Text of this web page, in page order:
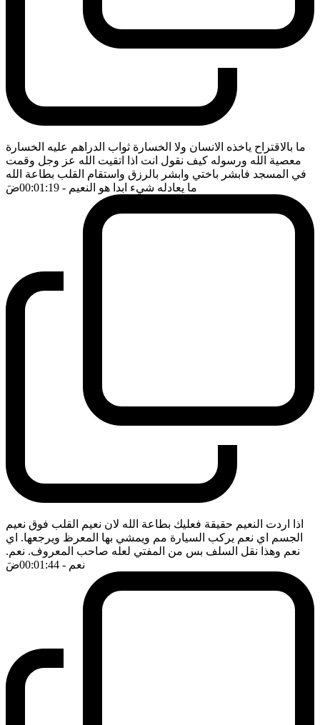
ما بالاقتراح ياخذه الانسان ولا الخسارة ثواب الدراهم عليه الخسارة
معصية الله ورسوله كيف نقول انت اذا اتقيت الله عز وجل وقمت
في المسجد فابشر باختي وابشر بالرزق واستقام القلب بطاعة الله
ما يعادله شيء ابدا هو النعيم - 00:01:19 ضَ
اذا اردت النعيم حقيقة فعليك بطاعة الله لان نعيم القلب فوق نعيم
الجسم اي نعم يركب السيارة مم ويمشي بها المعرظ ويرجعها. اي
نعم وهذا نقل السلف بس من المفتي لعله صاحب المعروف. نعم.
نعم - 00:01:44 ضَ